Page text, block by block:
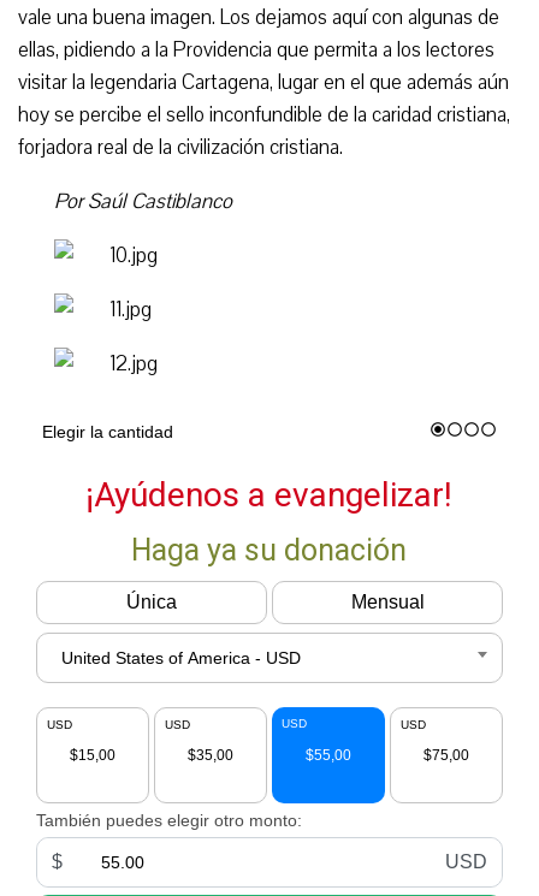
vale una buena imagen. Los dejamos aquí con algunas de
ellas, pidiendo a la Providencia que permita a los lectores
visitar la legendaria Cartagena, lugar en el que además aún
hoy se percibe el sello inconfundible de la caridad cristiana,
forjadora real de la civilización cristiana.
Por Saúl Castiblanco